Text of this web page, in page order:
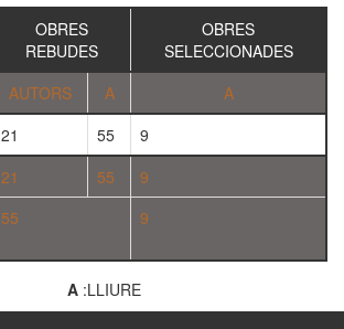
OBRES
REBUDES
OBRES
SELECCIONADES
AUTORS A
A
21 55
9
21 55
9
55 9
A:LLIURE